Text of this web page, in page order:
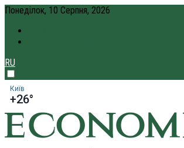
Понеділок, 10 Серпня, 2026
RU
Київ
+26°